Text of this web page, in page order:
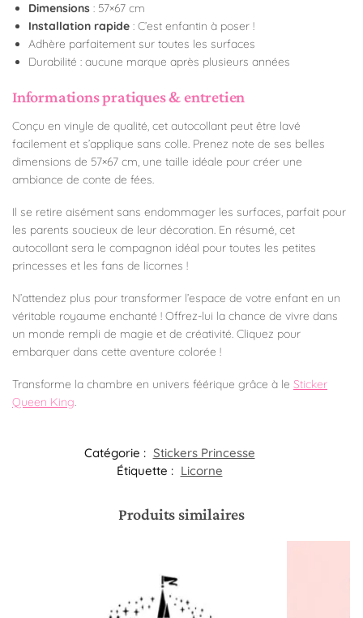
Dimensions : 57×67 cm
Installation rapide : C’est enfantin à poser !
Adhère parfaitement sur toutes les surfaces
Durabilité : aucune marque après plusieurs années
Informations pratiques & entretien
Conçu en vinyle de qualité, cet autocollant peut être lavé
facilement et s’applique sans colle. Prenez note de ses belles
dimensions de 57×67 cm, une taille idéale pour créer une
ambiance de conte de fées.
Il se retire aisément sans endommager les surfaces, parfait pour
les parents soucieux de leur décoration. En résumé, cet
autocollant sera le compagnon idéal pour toutes les petites
princesses et les fans de licornes !
N’attendez plus pour transformer l’espace de votre enfant en un
véritable royaume enchanté ! Offrez-lui la chance de vivre dans
un monde rempli de magie et de créativité. Cliquez pour
embarquer dans cette aventure colorée !
Transforme la chambre en univers féérique grâce à le Sticker
Queen King.
Catégorie : Stickers Princesse
Étiquette : Licorne
Produits similaires